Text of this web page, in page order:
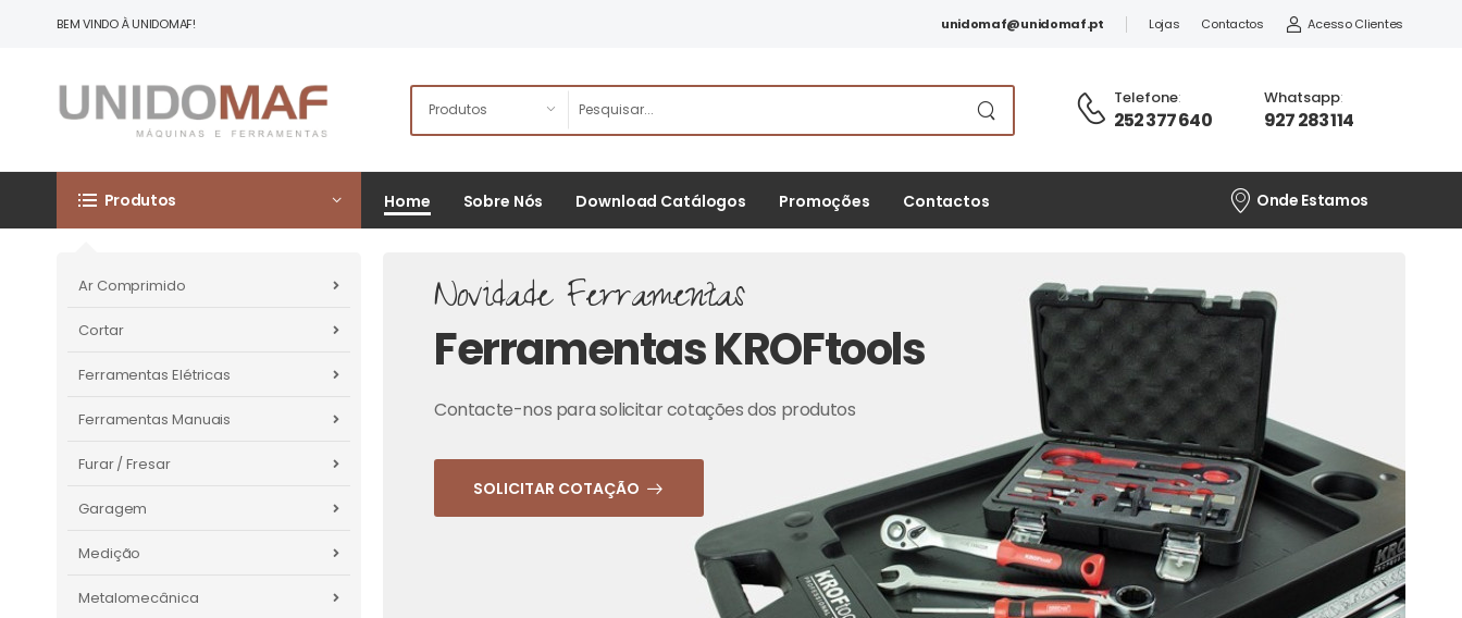
BEM VINDO À UNIDOMAF! unidomaf@unidomaf.pt Lojas Contactos Acesso Clientes
Telefone:
252 377 640
Whatsapp:
927 283 114
Produtos
Ar Comprimido
Cortar
Ferramentas Elétricas
Ferramentas Manuais
Furar / Fresar
Garagem
Medição
Metalomecânica
Home Sobre Nós Download Catálogos Promoções Contactos Onde Estamos
Novidade Ferramentas
Ferramentas KROFtools
Contacte-nos para solicitar cotações dos produtos
SOLICITAR COTAÇÃO